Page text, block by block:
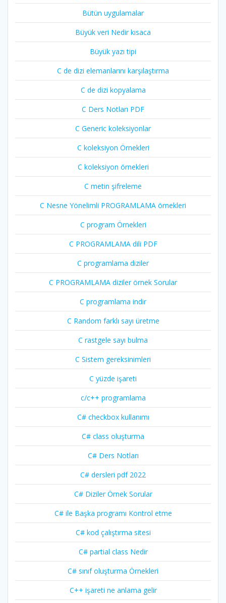
Bütün uygulamalar
Büyük veri Nedir kısaca
Büyük yazı tipi
C de dizi elemanlarını karşılaştırma
C de dizi kopyalama
C Ders Notları PDF
C Generic koleksiyonlar
C koleksiyon Örnekleri
C koleksiyon örnekleri
C metin şifreleme
C Nesne Yönelimli PROGRAMLAMA örnekleri
C program Örnekleri
C PROGRAMLAMA dili PDF
C programlama diziler
C PROGRAMLAMA diziler örnek Sorular
C programlama indir
C Random farklı sayı üretme
C rastgele sayı bulma
C Sistem gereksinimleri
C yüzde işareti
c/c++ programlama
C# checkbox kullanımı
C# class oluşturma
C# Ders Notları
C# dersleri pdf 2022
C# Diziler Örnek Sorular
C# ile Başka programı Kontrol etme
C# kod çalıştırma sitesi
C# partial class Nedir
C# sınıf oluşturma Örnekleri
C++ işareti ne anlama gelir